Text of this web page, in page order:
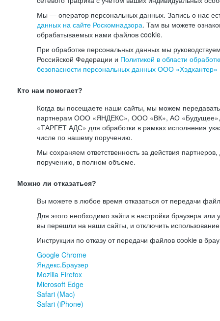
Мы — оператор персональных данных. Запись о нас
данных на сайте Роскомнадзора. Там вы можете
обрабатываемых нами файлов cookie.
При обработке персональных данных мы
Российской Федерации и Политикой в области
безопасности персональных данных ООО «Хэдхантер»
Кто нам помогает?
Когда вы посещаете наши сайты, мы можем
партнерам ООО «ЯНДЕКС», ООО «ВК», АО
«ТАРГЕТ АДС» для обработки в рамках исполнения
числе по нашему поручению.
Мы сохраняем ответственность за действия
поручению, в полном объеме.
Можно ли отказаться?
Вы можете в любое время отказаться от передачи
Для этого необходимо зайти в настройки браузера или
вы перешли на наши сайты, и отключить
Инструкции по отказу от передачи файлов cookie в
Google Chrome
Яндекс.Браузер
Mozilla Firefox
Microsoft Edge
Safari (Mac)
Safari (iPhone)